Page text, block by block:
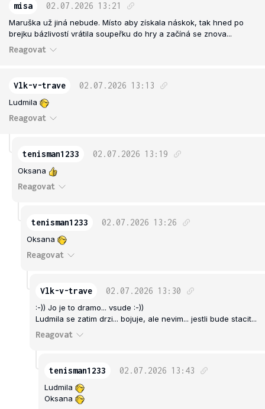
misa 02.07.2026 13:21
Maruška už jiná nebude. Místo aby získala náskok, tak hned po
brejku bázlivostí vrátila soupeřku do hry a začíná se znova...
Reagovat
Vlk-v-trave 02.07.2026 13:13
Ludmila
Reagovat
tenisman1233 02.07.2026 13:19
Oksana
Reagovat
tenisman1233 02.07.2026 13:26
Oksana
Reagovat
Vlk-v-trave 02.07.2026 13:30
:-)) Jo je to dramo... vsude :-))
Ludmila se zatim drzi... bojuje, ale nevim... jestli bude stacit...
Reagovat
tenisman1233 02.07.2026 13:43
Ludmila
Oksana